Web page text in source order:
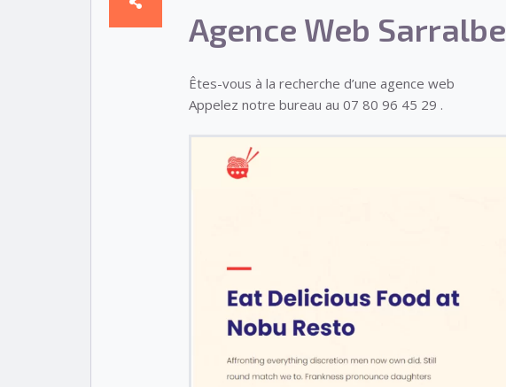
Agence Web Sarralbe
Êtes-vous à la recherche d’une agence web
Appelez notre bureau au 07 80 96 45 29 .